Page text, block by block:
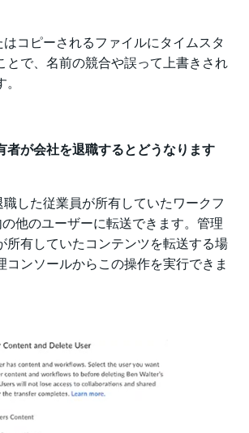
コピーされるファイルにタイムスタ
とで、名前の競合や誤って上書きされ
者が会社を退職するとどうなります
した従業員が所有していたワークフ
他のユーザーに転送できます。管理
所有していたコンテンツを転送する場
コンソールからこの操作を実行できま